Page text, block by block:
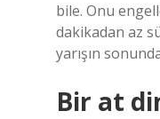
bile. Onu
dakikadan az
yarışın
Bir at